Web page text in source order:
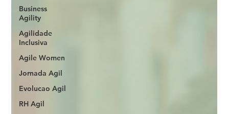
Business
Agility
Agilidade
Inclusiva
Agile Women
Jornada Agil
Evolucao Agil
RH Agil